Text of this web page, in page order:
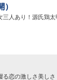
人あり！源氏鶏
恋の激しさ美しさ